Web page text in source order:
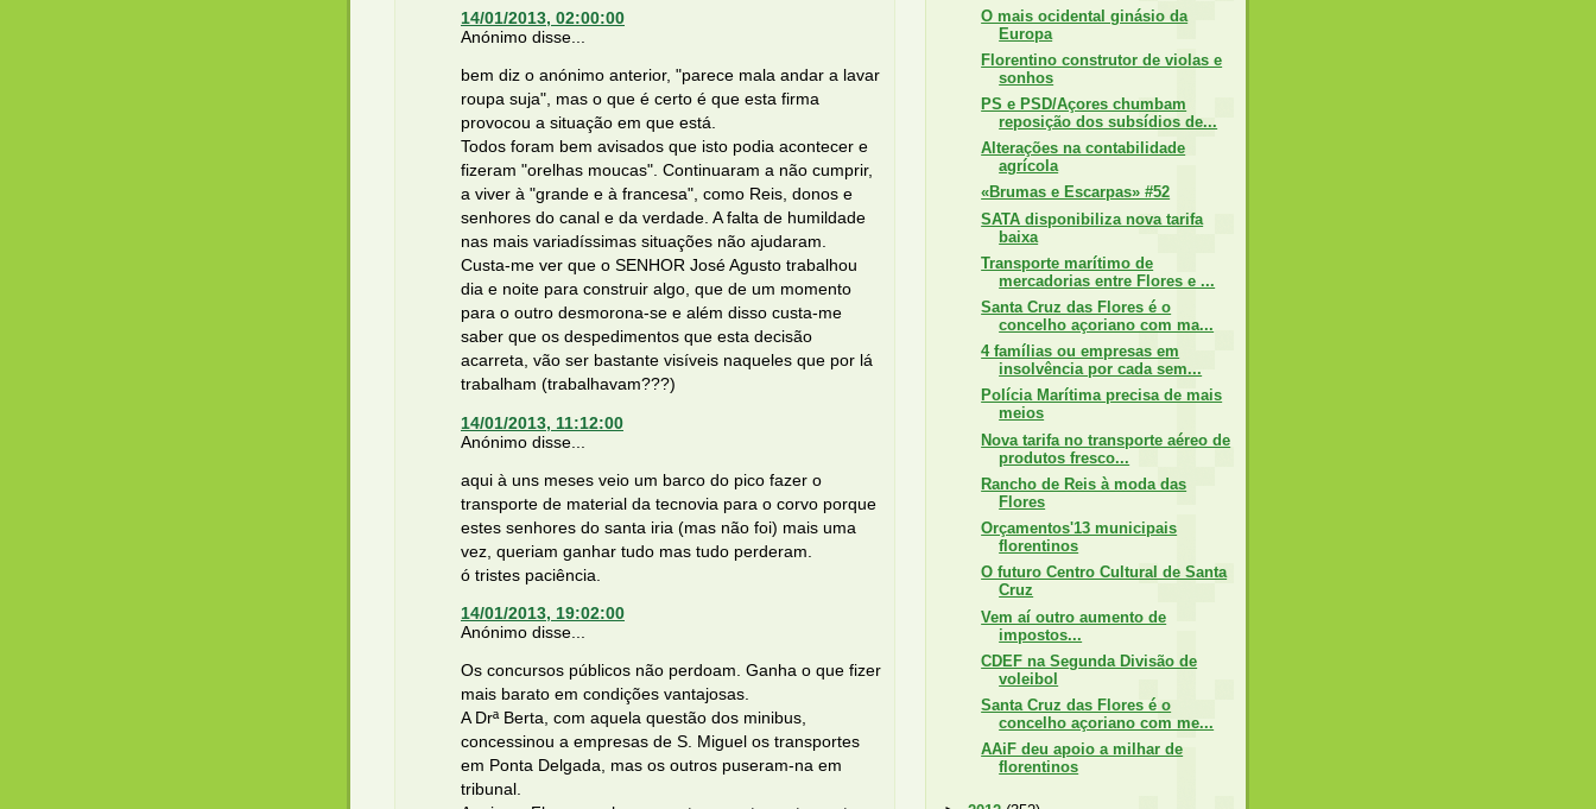
14/01/2013, 02:00:00
Anónimo disse...
bem diz o anónimo anterior, "parece mala andar a lavar
roupa suja", mas o que é certo é que esta firma
provocou a situação em que está.
Todos foram bem avisados que isto podia acontecer e
fizeram "orelhas moucas". Continuaram a não cumprir,
a viver à "grande e à francesa", como Reis, donos e
senhores do canal e da verdade. A falta de humildade
nas mais variadíssimas situações não ajudaram.
Custa-me ver que o SENHOR José Agusto trabalhou
dia e noite para construir algo, que de um momento
para o outro desmorona-se e além disso custa-me
saber que os despedimentos que esta decisão
acarreta, vão ser bastante visíveis naqueles que por lá
trabalham (trabalhavam???)
14/01/2013, 11:12:00
Anónimo disse...
aqui à uns meses veio um barco do pico fazer o
transporte de material da tecnovia para o corvo porque
estes senhores do santa iria (mas não foi) mais uma
vez, queriam ganhar tudo mas tudo perderam.
ó tristes paciência.
14/01/2013, 19:02:00
Anónimo disse...
Os concursos públicos não perdoam. Ganha o que fizer
mais barato em condições vantajosas.
A Drª Berta, com aquela questão dos minibus,
concessinou a empresas de S. Miguel os transportes
em Ponta Delgada, mas os outros puseram-na em
tribunal.
O mais ocidental ginásio da
Europa
Florentino construtor de violas e
sonhos
PS e PSD/Açores chumbam
reposição dos subsídios de...
Alterações na contabilidade
agrícola
«Brumas e Escarpas» #52
SATA disponibiliza nova tarifa
baixa
Transporte marítimo de
mercadorias entre Flores e ...
Santa Cruz das Flores é o
concelho açoriano com ma...
4 famílias ou empresas em
insolvência por cada sem...
Polícia Marítima precisa de mais
meios
Nova tarifa no transporte aéreo de
produtos fresco...
Rancho de Reis à moda das
Flores
Orçamentos'13 municipais
florentinos
O futuro Centro Cultural de Santa
Cruz
Vem aí outro aumento de
impostos...
CDEF na Segunda Divisão de
voleibol
Santa Cruz das Flores é o
concelho açoriano com me...
AAiF deu apoio a milhar de
florentinos